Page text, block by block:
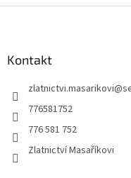
Kontakt
zlatnictvi.masarikovi@
776581752
776 581 752
Zlatnictví Masaříkovi